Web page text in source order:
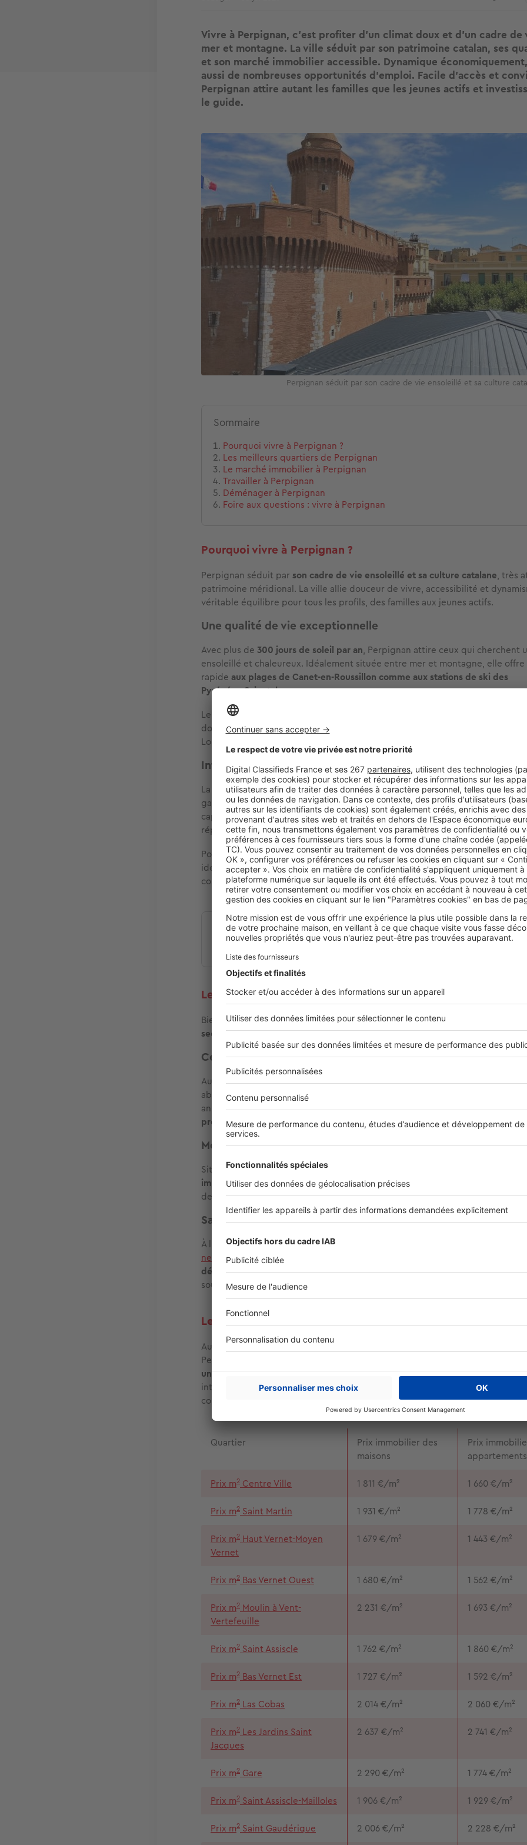
Vivre à Perpignan, c’est profiter d’un climat doux et d’un cadre de
mer et montagne. La ville séduit par son patrimoine catalan, ses
et son marché immobilier accessible. Dynamique
aussi de nombreuses opportunités d’emploi. Facile d’accès et
Perpignan attire autant les familles que les jeunes actifs et
le guide.
Image
Perpignan séduit par son cadre de vie ensoleillé et sa culture
Sommaire
Pourquoi vivre à Perpignan ?
Les meilleurs quartiers de Perpignan
Le marché immobilier à Perpignan
Travailler à Perpignan
Déménager à Perpignan
Foire aux questions : vivre à Perpignan
Pourquoi vivre à Perpignan ?
Perpignan séduit par son cadre de vie ensoleillé et sa culture catalane, très
patrimoine méridional. La ville allie douceur de vivre, accessibilité et
véritable équilibre pour tous les profils, des familles aux jeunes actifs.
Une qualité de vie exceptionnelle
Avec plus de 300 jours de soleil par an, Perpignan attire ceux qui cherchent
ensoleillé et chaleureux. Idéalement située entre mer et montagne, elle offre
rapide aux plages de Canet‑en‑Roussillon comme aux stations de ski des
Pyrénées‑Orientales.
Le cœur historique invite à la flânerie : ruelles médiévales, Palais des Rois de
dominant la ville, musées comme celui de Hyacinthe Rigaud et terrasses
Loge.
Infrastructures et services pratiques
La logistique quotidienne à Perpignan est bien pensée et adaptée aux
gare TGV relieBarcelone en 1h20 etParis en 5h. L’aéroport de Perpignan
capitales régionales. La ville dispose d’unsolide réseau de santé, d’écoles et
répondant à tous les profils.
Pour faciliter l’installation, lesoffres de stockage(box, garde-meubles) sont
idéalesen cas de déménagement. Enfin, les infrastructures urbaines
commerces, services) assurentun quotidien fluide et agréable.
Vous avez un projet d'achat immobilier ? Trouver
Les meilleurs quartiers de Perpignan
Bien choisir son quartier est essentiel pour s’installer durablement à
secteurs appréciésselon vos envies et votre mode de vie.
Centre historique
Au cœur de la ville,autour de la Loge de Mer et du Campo Santo, les ruelles
abritent des appartements rénovés. Ce quartier vivant séduit par ses marchés,
animations culturelles et son ambiance typique, idéale pour celles et ceux qui
profiter pleinement du charme historiquede Perpignan.
Moulin à Vent
Situé au sud du centre-ville, ce quartier résidentiel offre
immeubles modernes et petites maisons. Les familles apprécient ses parcs
des écoles. L’atmosphère conviviale en fait un lieu sûr et agréablepour vivre
Saint-Assiscle
À l’ouest, autour de la gare, Saint-Assiscle séduit les jeunes actifs grâce à
neufs
et sa mobilité facilitée. Les navettes vers Narbonne et Montpellier
déplacements transfrontaliers, faisant de ce quartier un choix judicieux pour
souhaitentvivre à Perpignan sans dépendre de la voiture
Le marché immobilier à Perpignan
Au-delà de l’adresse, le budget reste un facteur clé dans la décision
Perpignan. Actuellement, le
une maisonet1 908 €/m2pour un appartement. Ces tarifs attractifs
intéressante pour les investisseurs et les futurs habitants. La tendance est à la
confirmant l’attractivité grandissante de la ville.
Quartier
Prix immobilier des
maisons
Prix
appartements
Prix m2 Centre Ville 1 811 €/m² 1 660 €/m²
Prix m2 Saint Martin 1 931 €/m² 1 778 €/m²
Prix m2 Haut Vernet-Moyen
Vernet
1 679 €/m² 1 443 €/m²
Prix m2 Bas Vernet Ouest 1 680 €/m² 1 562 €/m²
Prix m2 Moulin à Vent-
Vertefeuille
2 231 €/m² 1 693 €/m²
Prix m2 Saint Assiscle 1 762 €/m² 1 860 €/m²
Prix m2 Bas Vernet Est 1 727 €/m² 1 592 €/m²
Prix m2 Las Cobas 2 014 €/m² 2 060 €/m²
Prix m2 Les Jardins Saint
Jacques
2 637 €/m² 2 741 €/m²
Prix m2 Gare 2 290 €/m² 1 774 €/m²
Prix m2 Saint Assiscle-Mailloles 1 906 €/m² 1 929 €/m²
Prix m2 Saint Gaudérique 2 006 €/m² 2 228 €/m²